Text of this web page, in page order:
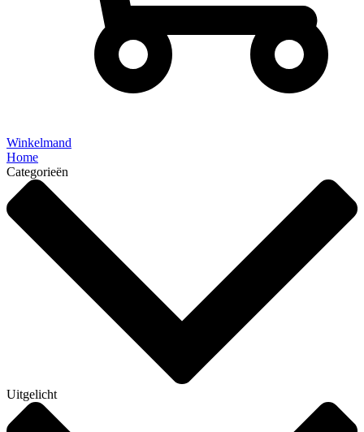
Winkelmand
Home
Categorieën
Uitgelicht